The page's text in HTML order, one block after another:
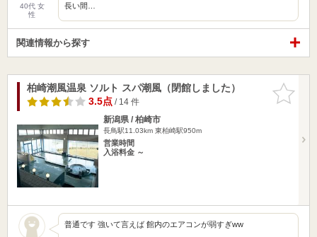
40代 女
性
長い間…
関連情報から探す
お気に入
りに追加
柏崎潮風温泉 ソルト スパ潮風（閉館しました）
3.5点/ 14 件
新潟県 / 柏崎市
長鳥駅11.03km 東柏崎駅950m
営業時間
入浴料金 ～
普通です 強いて言えば 館内のエアコンが弱すぎww